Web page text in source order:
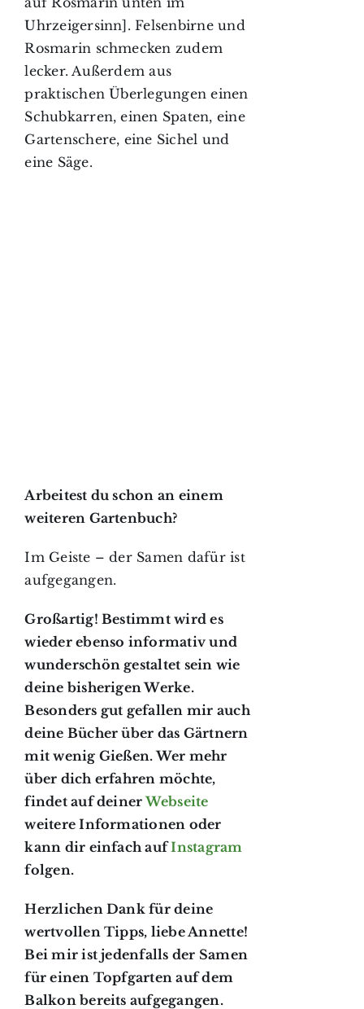
Uhrzeigersinn]. Felsenbirne und
Rosmarin schmecken zudem
lecker. Außerdem aus
praktischen Überlegungen einen
Schubkarren, einen Spaten, eine
Gartenschere, eine Sichel und
eine Säge.
Arbeitest du schon an einem
weiteren Gartenbuch?
Im Geiste – der Samen dafür ist
aufgegangen.
Großartig! Bestimmt wird es
wieder ebenso informativ und
wunderschön gestaltet sein wie
deine bisherigen Werke.
Besonders gut gefallen mir auch
deine Bücher über das Gärtnern
mit wenig Gießen. Wer mehr
über dich erfahren möchte,
findet auf deinerWebseite
weitere Informationen oder
kann dir einfach aufInstagram
folgen.
Herzlichen Dank für deine
wertvollen Tipps, liebe Annette!
Bei mir ist jedenfalls der Samen
für einen Topfgarten auf dem
Balkon bereits aufgegangen.